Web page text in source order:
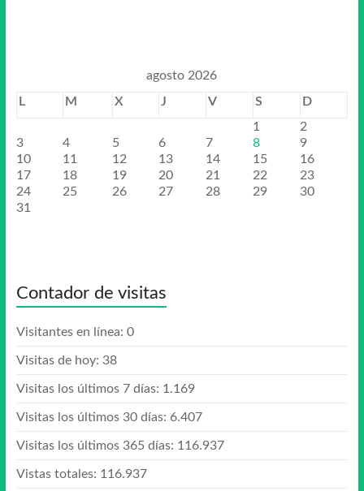
agosto 2026
L
M X J V S
D
1
2
3
4 5 6 7 8
9
10
11 12 13 14 15
16
17
18 19 20 21 22
23
24
25 26 27 28 29
30
31
Contador de visitas
Visitantes en línea: 0
Visitas de hoy: 38
Visitas los últimos 7 días: 1.169
Visitas los últimos 30 días: 6.407
Visitas los últimos 365 días: 116.937
Vistas totales: 116.937